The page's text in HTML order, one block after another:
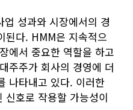
성과와 시장에서의 경
된다. HMM은 지속적으
에서 중요한 역할을 하고
주주가 회사의 경영에 더
나타내고 있다. 이러한
신호로 작용할 가능성이